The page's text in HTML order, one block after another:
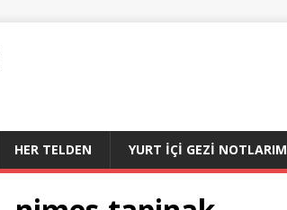
HER TELDEN YURT İÇI GEZI NOTLARIM